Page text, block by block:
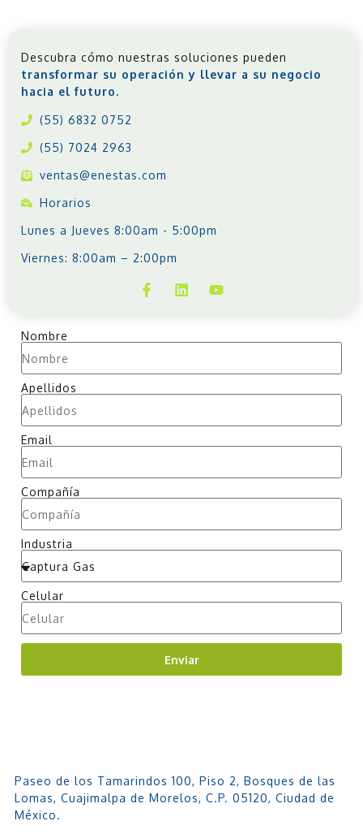
Descubra cómo nuestras soluciones pueden
transformar su operación y llevar a su negocio
hacia el futuro.
(55) 6832 0752
(55) 7024 2963
ventas@enestas.com
Horarios
Lunes a Jueves 8:00am - 5:00pm
Viernes: 8:00am – 2:00pm
Nombre
Apellidos
Email
Compañía
Industria
Celular
Enviar
Paseo de los Tamarindos 100, Piso 2, Bosques de las
Lomas, Cuajimalpa de Morelos, C.P. 05120, Ciudad de
México.